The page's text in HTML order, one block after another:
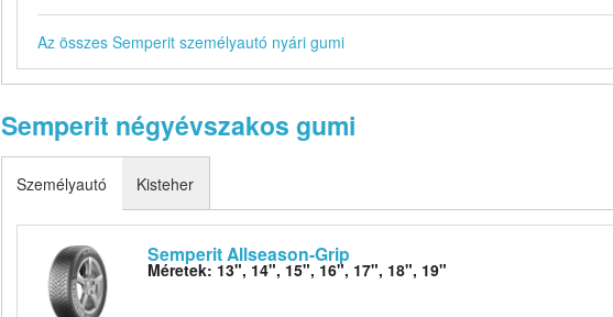
Az összes Semperit személyautó nyári gumi
Semperit négyévszakos gumi
Személyautó
Semperit Allseason-Grip
Méretek: 13", 14", 15", 16", 17", 18", 19"
Kisteher